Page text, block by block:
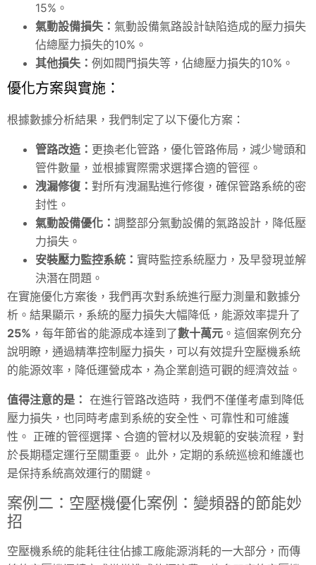
15%。
氣動設備損失： 氣動設備氣路設計缺陷造成的壓力損失
佔總壓力損失的10%。
其他損失： 例如閥門損失等，佔總壓力損失的10%。
優化方案與實施：
根據數據分析結果，我們制定了以下優化方案：
管路改造： 更換老化管路，優化管路佈局，減少彎頭和
管件數量，並根據實際需求選擇合適的管徑。
洩漏修復： 對所有洩漏點進行修復，確保管路系統的密
封性。
氣動設備優化： 調整部分氣動設備的氣路設計，降低壓
力損失。
安裝壓力監控系統： 實時監控系統壓力，及早發現並解
決潛在問題。
在實施優化方案後，我們再次對系統進行壓力測量和數據分
析。結果顯示，系統的壓力損失大幅降低，能源效率提升了
25% ，每年節省的能源成本達到了數十萬元 。這個案例充分
說明瞭，通過精準控制壓力損失，可以有效提升空壓機系統
的能源效率，降低運營成本，為企業創造可觀的經濟效益。
值得注意的是： 在進行管路改造時，我們不僅僅考慮到降低
壓力損失，也同時考慮到系統的安全性、可靠性和可維護
性。 正確的管徑選擇、合適的管材以及規範的安裝流程，對
於長期穩定運行至關重要。 此外，定期的系統巡檢和維護也
是保持系統高效運行的關鍵。
案例二：空壓機優化案例：變頻器的節能妙
招
空壓機系統的能耗往往佔據工廠能源消耗的一大部分，而傳